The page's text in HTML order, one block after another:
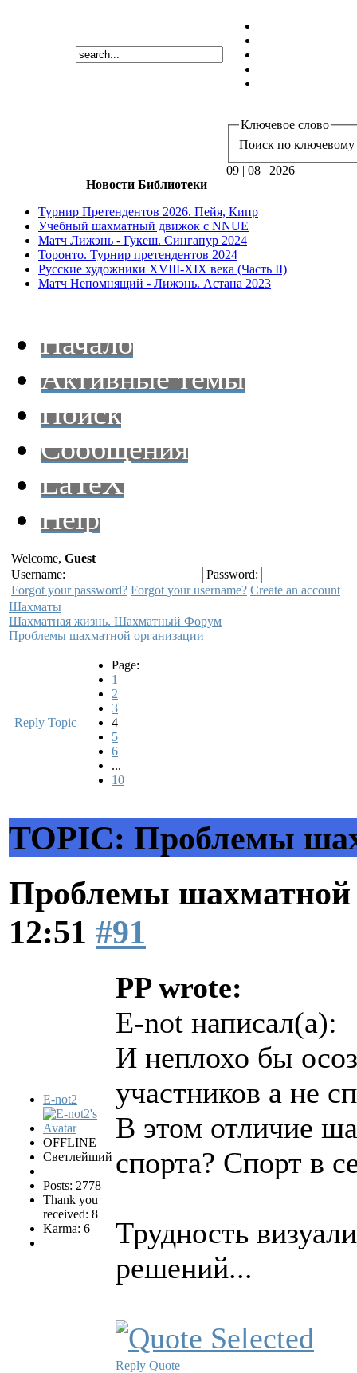
Ключевое слово
Поиск по ключевому
09 | 08 | 2026
Новости Библиотеки
Турнир Претендентов 2026. Пейя, Кипр
Учебный шахматный движок с NNUE
Матч Лижэнь - Гукеш. Сингапур 2024
Торонто. Турнир претендентов 2024
Русские художники XVIII-XIX века (Часть II)
Матч Непомнящий - Лижэнь. Астана 2023
Начало
Активные темы
Поиск
Сообщения
LaTeX
Help
Welcome, Guest
Username:
Password:
Forgot your password? Forgot your username? Create an account
Шахматы
Шахматная жизнь. Шахматный Форум
Проблемы шахматной организации
Reply Topic
Page:
1
2
3
4
5
6
...
10
TOPIC: Проблемы
Проблемы шахматной
12:51 #91
E-not2
OFFLINE
Светлейший
Posts: 2778
Thank you
received: 8
Karma: 6
PP wrote:
E-not написал(а):
И неплохо бы
участников а не
В этом отличие
спорта? Спорт в
Трудность
решений...
Reply Quote